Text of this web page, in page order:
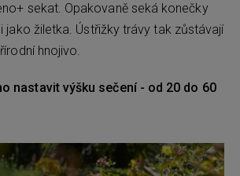
sekat. Opakovaně seká konečky
jako žiletka. Ústřižky trávy tak zůstávají
hnojivo.
nastavit výšku sečení - od 20 do 60